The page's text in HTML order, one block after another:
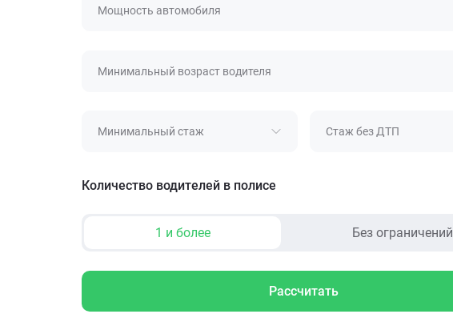
Мощность автомобиля
Минимальный возраст водителя
Минимальный стаж Стаж без ДТП
Количество водителей в полисе
1 и более Без ограничений
Рассчитать